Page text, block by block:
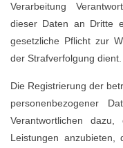
Verarbeitung
dieser Daten an Dritte
gesetzliche Pflicht zur
der Strafverfolgung dient.
Die Registrierung der
personenbezogener
Verantwortlichen
Leistungen